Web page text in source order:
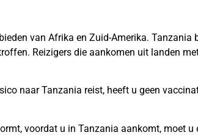
van Afrika en Zuid-Amerika. Tanzania
Reizigers die aankomen uit landen
naar Tanzania reist, heeft u geen
voordat u in Tanzania aankomt, moet u